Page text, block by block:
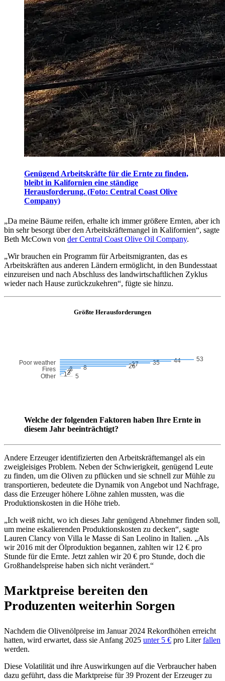
Genügend Arbeitskräfte für die Ernte zu finden,
bleibt in Kalifornien eine ständige
Herausforderung. (Foto: Central Coast Olive
Company)
„Da meine Bäume reifen, erhalte ich immer größere Ernten, aber ich
bin sehr besorgt über den Arbeitskräftemangel in Kalifornien“, sagte
Beth McCown von der Central Coast Olive Oil Company.
„Wir brauchen ein Programm für Arbeitsmigranten, das es
Arbeitskräften aus anderen Ländern ermöglicht, in den Bundesstaat
einzureisen und nach Abschluss des landwirtschaftlichen Zyklus
wieder nach Hause zurückzukehren“, fügte sie hinzu.
Größte Herausforderungen
Welche der folgenden Faktoren haben Ihre Ernte in
diesem Jahr beeinträchtigt?
Andere Erzeuger identifizierten den Arbeitskräftemangel als ein
zweigleisiges Problem. Neben der Schwierigkeit, genügend Leute
zu finden, um die Oliven zu pflücken und sie schnell zur Mühle zu
transportieren, bedeutete die Dynamik von Angebot und Nachfrage,
dass die Erzeuger höhere Löhne zahlen mussten, was die
Produktionskosten in die Höhe trieb.
„Ich weiß nicht, wo ich dieses Jahr genügend Abnehmer finden soll,
um meine eskalierenden Produktionskosten zu decken“, sagte
Lauren Clancy von Villa le Masse di San Leolino in Italien. „Als
wir 2016 mit der Ölproduktion begannen, zahlten wir 12 € pro
Stunde für die Ernte. Jetzt zahlen wir 20 € pro Stunde, doch die
Großhandelspreise haben sich nicht verändert.“
Marktpreise bereiten den
Produzenten weiterhin Sorgen
Nachdem die Olivenölpreise im Januar 2024 Rekordhöhen erreicht
hatten, wird erwartet, dass sie Anfang 2025 unter 5 € pro Literfallen
werden.
Diese Volatilität und ihre Auswirkungen auf die Verbraucher haben
dazu geführt, dass die Marktpreise für 39 Prozent der Erzeuger zu